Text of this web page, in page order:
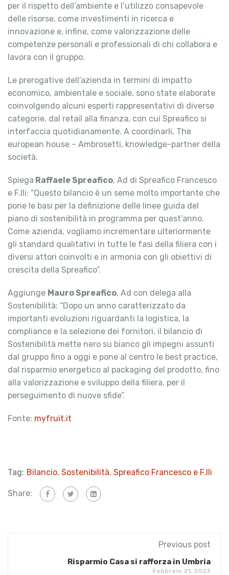
per il rispetto dell’ambiente e l’utilizzo consapevole
delle risorse, come investimenti in ricerca e
innovazione e, infine, come valorizzazione delle
competenze personali e professionali di chi collabora e
lavora con il gruppo.
Le prerogative dell’azienda in termini di impatto
economico, ambientale e sociale, sono state elaborate
coinvolgendo alcuni esperti rappresentativi di diverse
categorie, dal retail alla finanza, con cui Spreafico si
interfaccia quotidianamente. A coordinarli, The
european house – Ambrosetti, knowledge-partner della
società.
Spiega Raffaele Spreafico, Ad di Spreafico Francesco
e F.lli: “Questo bilancio è un seme molto importante che
pone le basi per la definizione delle linee guida del
piano di sostenibilità in programma per quest’anno.
Come azienda, vogliamo incrementare ulteriormente
gli standard qualitativi in tutte le fasi della filiera con i
diversi attori coinvolti e in armonia con gli obiettivi di
crescita della Spreafico”.
Aggiunge Mauro Spreafico, Ad con delega alla
Sostenibilità: “Dopo un anno caratterizzato da
importanti evoluzioni riguardanti la logistica, la
compliance e la selezione dei fornitori, il bilancio di
Sostenibilità mette nero su bianco gli impegni assunti
dal gruppo fino a oggi e pone al centro le best practice,
dal risparmio energetico al packaging del prodotto, fino
alla valorizzazione e sviluppo della filiera, per il
perseguimento di nuove sfide”.
Fonte: myfruit.it
Tag: Bilancio, Sostenibilità, Spreafico Francesco e F.lli
Share:
Previous post
Risparmio Casa si rafforza in Umbria
Febbraio 21, 2023